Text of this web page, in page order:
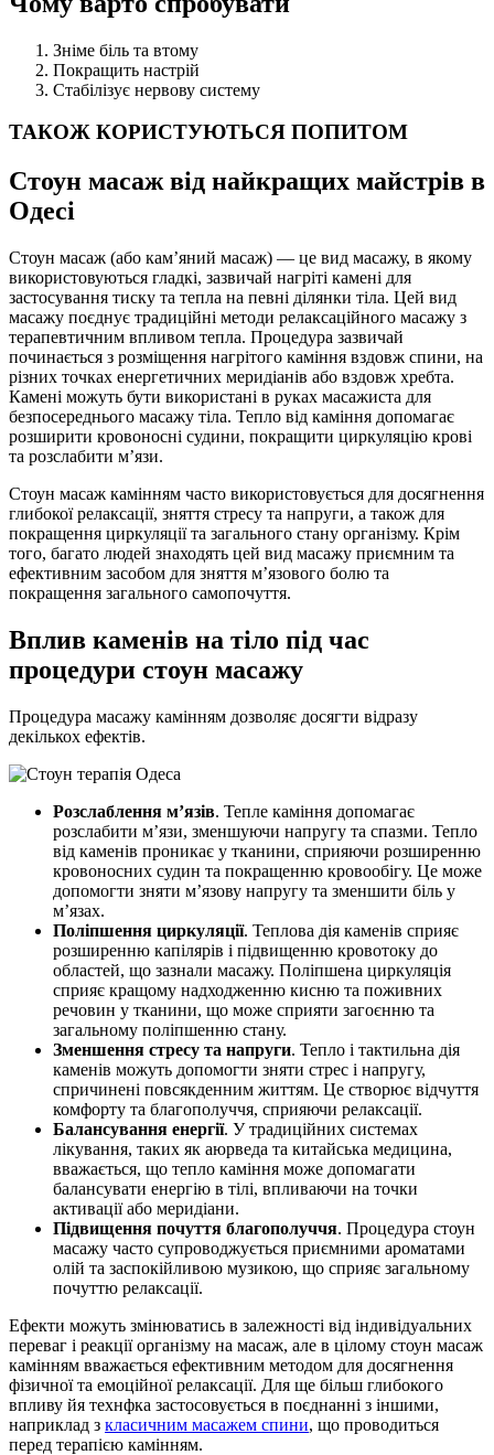
Зніме біль та втому
Покращить настрій
Стабілізує нервову систему
ТАКОЖ КОРИСТУЮТЬСЯ ПОПИТОМ
Стоун масаж від найкращих майстрів в
Одесі
Стоун масаж (або кам’яний масаж) — це вид масажу, в якому
використовуються гладкі, зазвичай нагріті камені для
застосування тиску та тепла на певні ділянки тіла. Цей вид
масажу поєднує традиційні методи релаксаційного масажу з
терапевтичним впливом тепла. Процедура зазвичай
починається з розміщення нагрітого каміння вздовж спини, на
різних точках енергетичних меридіанів або вздовж хребта.
Камені можуть бути використані в руках масажиста для
безпосереднього масажу тіла. Тепло від каміння допомагає
розширити кровоносні судини, покращити циркуляцію крові
та розслабити м’язи.
Стоун масаж камінням часто використовується для досягнення
глибокої релаксації, зняття стресу та напруги, а також для
покращення циркуляції та загального стану організму. Крім
того, багато людей знаходять цей вид масажу приємним та
ефективним засобом для зняття м’язового болю та
покращення загального самопочуття.
Вплив каменів на тіло під час
процедури стоун масажу
Процедура масажу камінням дозволяє досягти відразу
декількох ефектів.
Розслаблення м’язів. Тепле каміння допомагає
розслабити м’язи, зменшуючи напругу та спазми. Тепло
від каменів проникає у тканини, сприяючи розширенню
кровоносних судин та покращенню кровообігу. Це може
допомогти зняти м’язову напругу та зменшити біль у
м’язах.
Поліпшення циркуляції. Теплова дія каменів сприяє
розширенню капілярів і підвищенню кровотоку до
областей, що зазнали масажу. Поліпшена циркуляція
сприяє кращому надходженню кисню та поживних
речовин у тканини, що може сприяти загоєнню та
загальному поліпшенню стану.
Зменшення стресу та напруги. Тепло і тактильна дія
каменів можуть допомогти зняти стрес і напругу,
спричинені повсякденним життям. Це створює відчуття
комфорту та благополуччя, сприяючи релаксації.
Балансування енергії. У традиційних системах
лікування, таких як аюрведа та китайська медицина,
вважається, що тепло каміння може допомагати
балансувати енергію в тілі, впливаючи на точки
активації або меридіани.
Підвищення почуття благополуччя. Процедура стоун
масажу часто супроводжується приємними ароматами
олій та заспокійливою музикою, що сприяє загальному
почуттю релаксації.
Ефекти можуть змінюватись в залежності від індивідуальних
переваг і реакції організму на масаж, але в цілому стоун масаж
камінням вважається ефективним методом для досягнення
фізичної та емоційної релаксації. Для ще більш глибокого
впливу йя технфка застосовується в поєднанні з іншими,
наприклад з класичним масажем спини, що проводиться
перед терапією камінням.